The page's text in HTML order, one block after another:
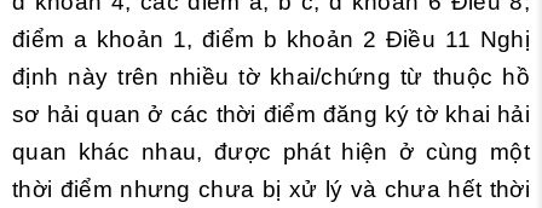
điểm a khoản 1, điểm b khoản 2 Điều 11 Nghị
định này trên nhiều tờ khai/chứng từ thuộc hồ
sơ hải quan ở các thời điểm đăng ký tờ khai hải
quan khác nhau, được phát hiện ở cùng một
thời điểm nhưng chưa bị xử lý và chưa hết thời